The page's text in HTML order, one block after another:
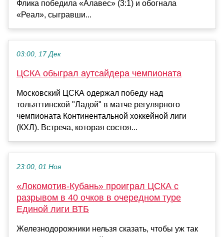
Флика победила «Алавес» (3:1) и обогнала
«Реал», сыгравши...
03:00, 17 Дек
ЦСКА обыграл аутсайдера чемпионата
Московский ЦСКА одержал победу над
тольяттинской "Ладой" в матче регулярного
чемпионата Континентальной хоккейной лиги
(КХЛ). Встреча, которая состоя...
23:00, 01 Ноя
«Локомотив-Кубань» проиграл ЦСКА с
разрывом в 40 очков в очередном туре
Единой лиги ВТБ
Железнодорожники нельзя сказать, чтобы уж так